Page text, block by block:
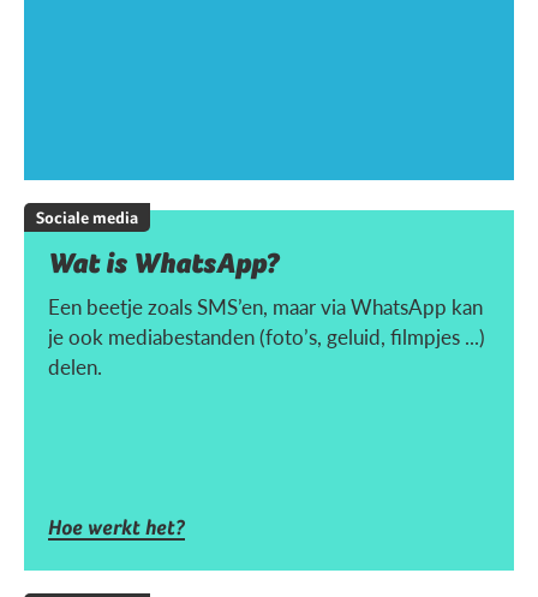
Sociale media
Wat is WhatsApp?
Een beetje zoals SMS’en, maar via WhatsApp kan
je ook mediabestanden (foto’s, geluid, filmpjes ...)
delen.
Hoe werkt het?